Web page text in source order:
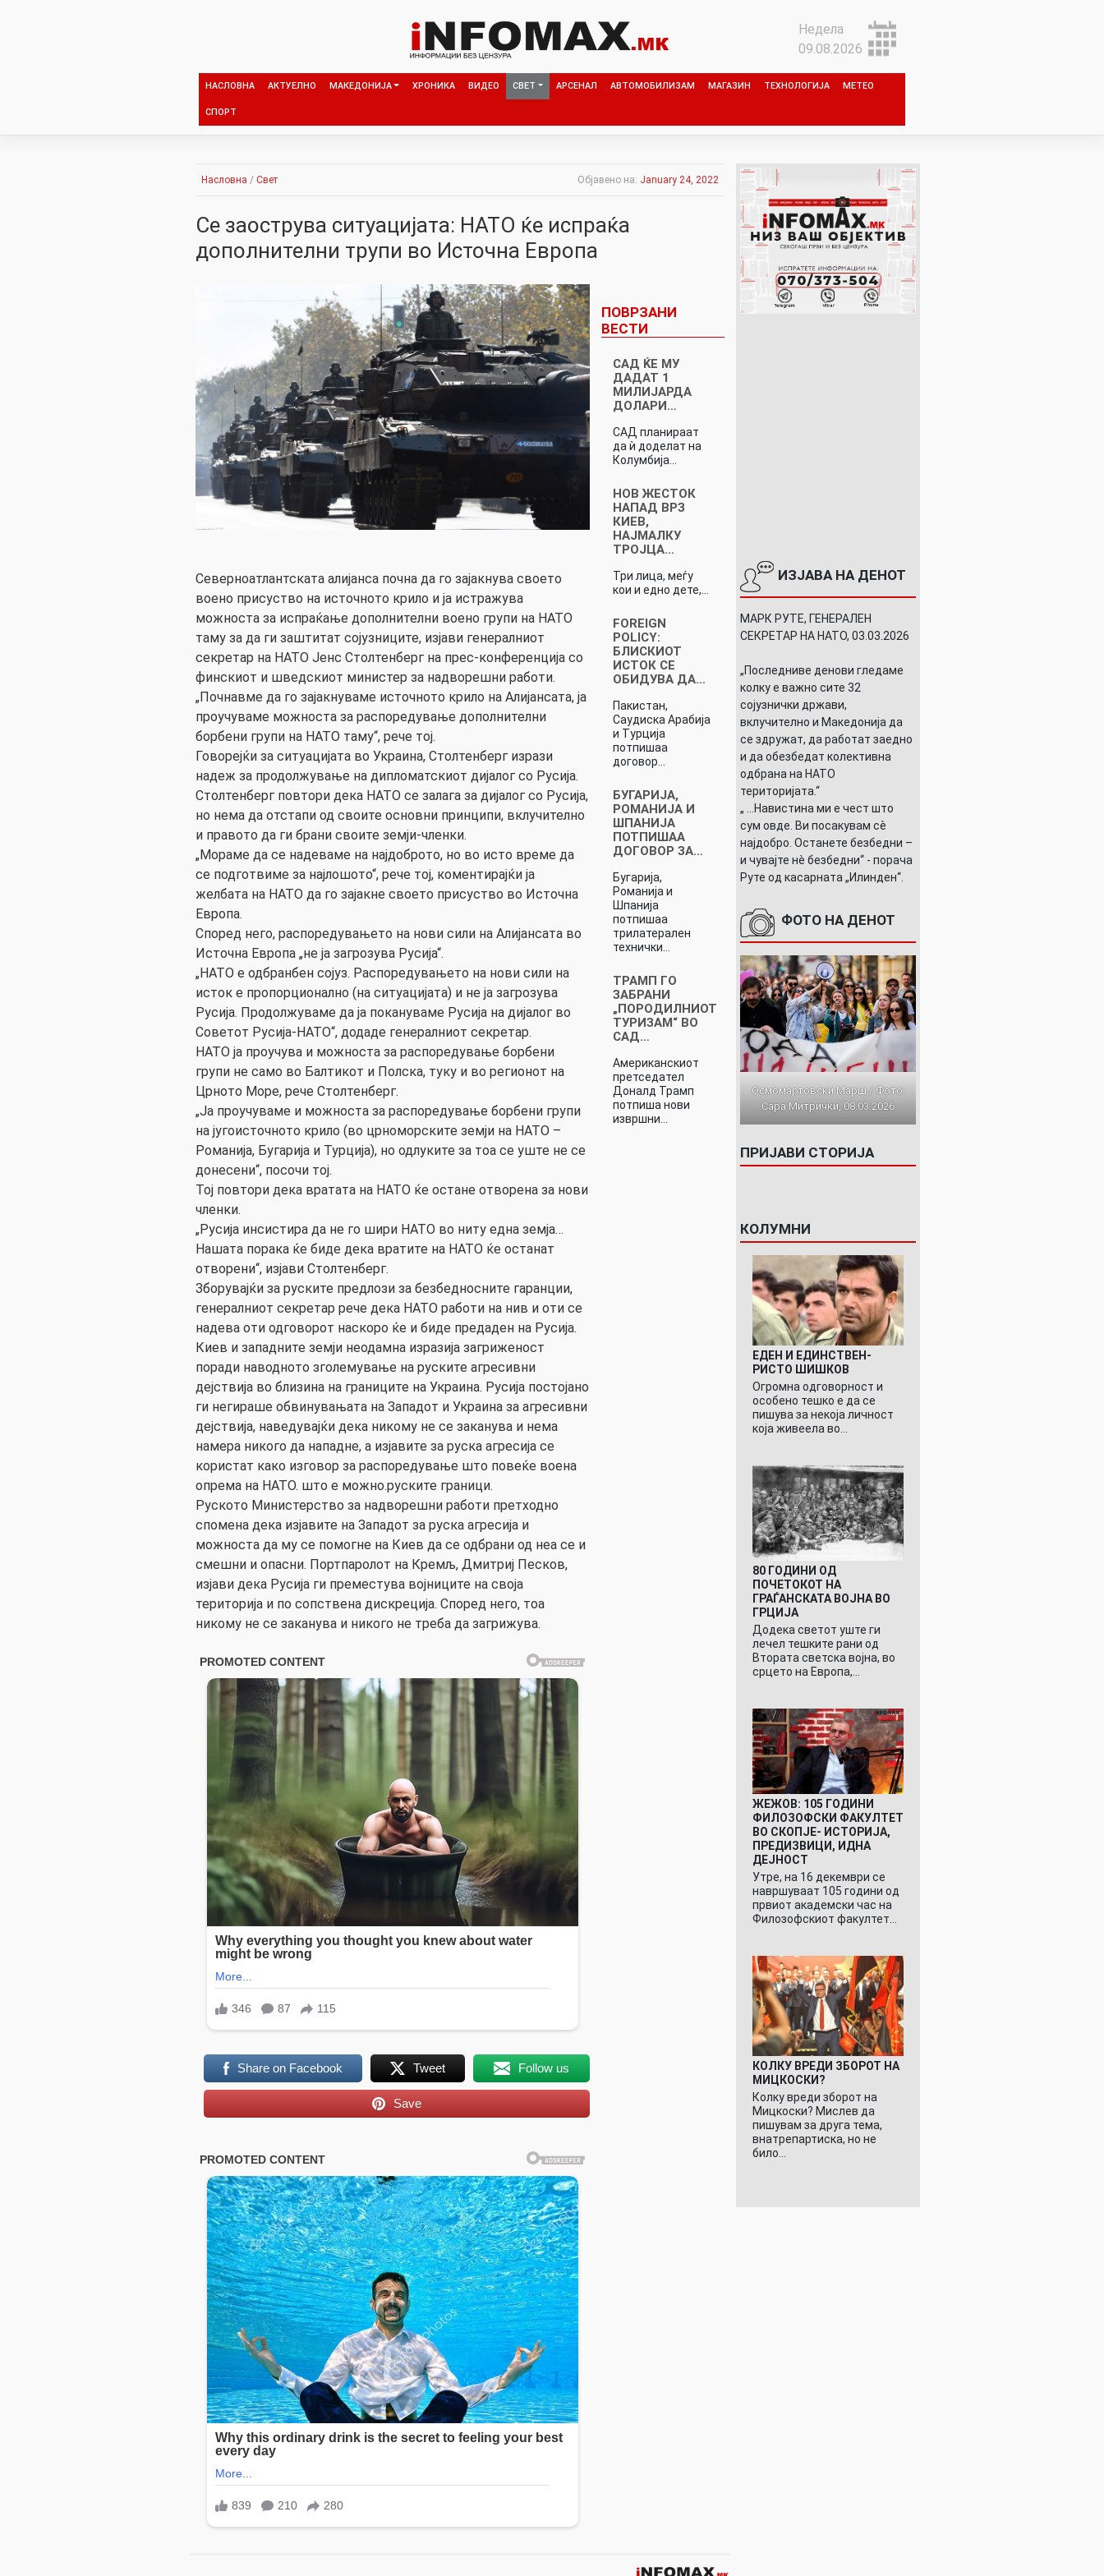
Недела
09.08.2026
НАСЛОВНА АКТУЕЛНО МАКЕДОНИЈА ХРОНИКА ВИДЕО СВЕТ АРСЕНАЛ АВТОМОБИЛИЗАМ МАГАЗИН ТЕХНОЛОГИЈА МЕТЕО
СПОРТ
Насловна / Свет Објавено на: January 24, 2022
Се зaострува ситуацијата: НАТО ќе испраќа
дополнителни трупи во Источна Европа
Северноатлантската алијанса почна да го зајакнува своето
воено присуство на источното крило и ја истражува
можноста за испраќање дополнителни воено групи на НАТО
таму за да ги заштитат сојузниците, изјави генералниот
секретар на НАТО Јенс Столтенберг на прес-конференција со
финскиот и шведскиот министер за надворешни работи.
„Почнавме да го зајакнуваме источното крило на Алијансата, ја
проучуваме можноста за распоредување дополнителни
борбени групи на НАТО таму“, рече тој.
Говорејќи за ситуацијата во Украина, Столтенберг изрази
надеж за продолжување на дипломатскиот дијалог со Русија.
Столтенберг повтори дека НАТО се залага за дијалог со Русија,
но нема да отстапи од своите основни принципи, вклучително
и правото да ги брани своите земји-членки.
„Мораме да се надеваме на најдоброто, но во исто време да
се подготвиме за најлошото“, рече тој, коментирајќи ја
желбата на НАТО да го зајакне своето присуство во Источна
Европа.
Според него, распоредувањето на нови сили на Алијансата во
Источна Европа „не ја загрозува Русија“.
„НАТО е одбранбен сојуз. Распоредувањето на нови сили на
исток е пропорционално (на ситуацијата) и не ја загрозува
Русија. Продолжуваме да ја покануваме Русија на дијалог во
Советот Русија-НАТО“, додаде генералниот секретар.
НАТО ја проучува и можноста за распоредување борбени
групи не само во Балтикот и Полска, туку и во регионот на
Црното Море, рече Столтенберг.
„Ја проучуваме и можноста за распоредување борбени групи
на југоисточното крило (во црноморските земји на НАТО –
Романија, Бугарија и Турција), но одлуките за тоа се уште не се
донесени“, посочи тој.
Тој повтори дека вратата на НАТО ќе остане отворена за нови
членки.
„Русија инсистира да не го шири НАТО во ниту една земја…
Нашата порака ќе биде дека вратите на НАТО ќе останат
отворени“, изјави Столтенберг.
Зборувајќи за руските предлози за безбедносните гаранции,
генералниот секретар рече дека НАТО работи на нив и оти се
надева оти одговорот наскоро ќе и биде предаден на Русија.
Киев и западните земји неодамна изразија загриженост
поради наводното зголемување на руските агресивни
дејствија во близина на границите на Украина. Русија постојано
ги негираше обвинувањата на Западот и Украина за агресивни
дејствија, наведувајќи дека никому не се заканува и нема
намера никого да нападне, а изјавите за руска агресија се
користат како изговор за распоредување што повеќе воена
опрема на НАТО. што е можно.руските граници.
Руското Министерство за надворешни работи претходно
спомена дека изјавите на Западот за руска агресија и
можноста да му се помогне на Киев да се одбрани од неа се и
смешни и опасни. Портпаролот на Кремљ, Дмитриј Песков,
изјави дека Русија ги преместува војниците на своја
територија и по сопствена дискреција. Според него, тоа
никому не се заканува и никого не треба да загрижува.
Share on Facebook Tweet Follow us
Save
ПОВРЗАНИ
ВЕСТИ
САД ЌЕ МУ
ДАДАТ 1
МИЛИЈАРДА
ДОЛАРИ…
САД планираат
да ѝ доделат на
Колумбија…
НОВ ЖЕСТОК
НАПАД ВРЗ
КИЕВ,
НАЈМАЛКУ
ТРОЈЦА…
Три лица, меѓу
кои и едно дете,…
FOREIGN
POLICY:
БЛИСКИОТ
ИСТОК СЕ
ОБИДУВА ДА…
Пакистан,
Саудиска Арабија
и Турција
потпишаа
договор…
БУГАРИЈА,
РОМАНИЈА И
ШПАНИЈА
ПОТПИШАА
ДОГОВОР ЗА…
Бугарија,
Романија и
Шпанија
потпишаа
трилатерален
технички…
ТРАМП ГО
ЗАБРАНИ
„ПОРОДИЛНИОТ
ТУРИЗАМ“ ВО
САД…
Американскиот
претседател
Доналд Трамп
потпиша нови
извршни…
ИЗЈАВА НА ДЕНОТ
МАРК РУТЕ, ГЕНЕРАЛЕН
СЕКРЕТАР НА НАТО, 03.03.2026
„Последниве денови гледаме
колку е важно сите 32
сојузнички држави,
вклучително и Македонија да
се здружат, да работат заедно
и да обезбедат колективна
одбрана на НАТО
територијата.“
„ ...Навистина ми е чест што
сум овде. Ви посакувам сè
најдобро. Останете безбедни –
и чувајте нè безбедни“ - порача
Руте од касарната „Илинден“.
ФОТО НА ДЕНОТ
Осмомартовски Марш / Фото:
Сара Митрички, 08.03.2026
ПРИЈАВИ СТОРИЈА
КОЛУМНИ
ЕДЕН И ЕДИНСТВЕН-
РИСТО ШИШКОВ
Огромна одговорност и
особено тешко е да се
пишува за некоја личност
која живеела во…
80 ГОДИНИ ОД
ПОЧЕТОКОТ НА
ГРАЃАНСКАТА ВОЈНА ВО
ГРЦИЈА
Додека светот уште ги
лечел тешките рани од
Втората светска војна, во
срцето на Европа,…
ЖЕЖОВ: 105 ГОДИНИ
ФИЛОЗОФСКИ ФАКУЛТЕТ
ВО СКОПЈЕ- ИСТОРИЈА,
ПРЕДИЗВИЦИ, ИДНА
ДЕЈНОСТ
Утре, на 16 декември се
навршуваат 105 години од
првиот академски час на
Филозофскиот факултет…
КОЛКУ ВРЕДИ ЗБОРОТ НА
МИЦКОСКИ?
Колку вреди зборот на
Мицкоски? Мислев да
пишувам за друга тема,
внатрепартиска, но не
било…